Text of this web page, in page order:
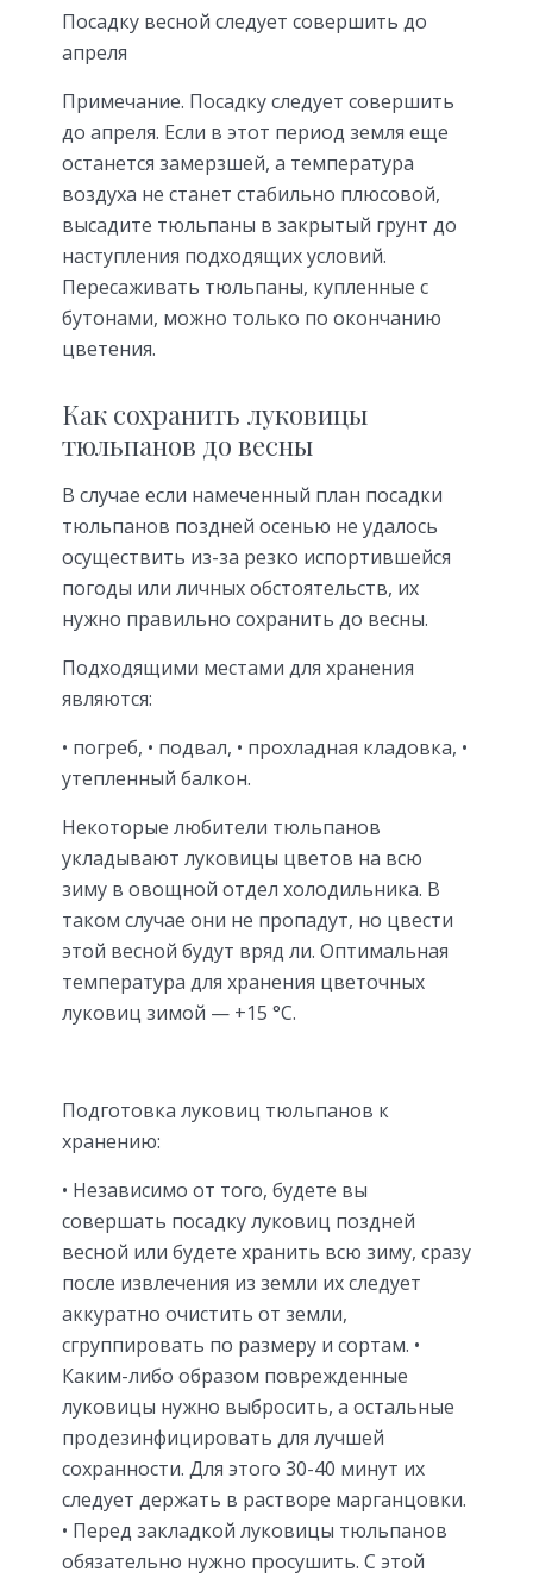
Посадку весной следует совершить до
апреля
Примечание. Посадку следует совершить
до апреля. Если в этот период земля еще
останется замерзшей, а температура
воздуха не станет стабильно плюсовой,
высадите тюльпаны в закрытый грунт до
наступления подходящих условий.
Пересаживать тюльпаны, купленные с
бутонами, можно только по окончанию
цветения.
Как сохранить луковицы
тюльпанов до весны
В случае если намеченный план посадки
тюльпанов поздней осенью не удалось
осуществить из-за резко испортившейся
погоды или личных обстоятельств, их
нужно правильно сохранить до весны.
Подходящими местами для хранения
являются:
• погреб, • подвал, • прохладная кладовка, •
утепленный балкон.
Некоторые любители тюльпанов
укладывают луковицы цветов на всю
зиму в овощной отдел холодильника. В
таком случае они не пропадут, но цвести
этой весной будут вряд ли. Оптимальная
температура для хранения цветочных
луковиц зимой — +15 °С.
Подготовка луковиц тюльпанов к
хранению:
• Независимо от того, будете вы
совершать посадку луковиц поздней
весной или будете хранить всю зиму, сразу
после извлечения из земли их следует
аккуратно очистить от земли,
сгруппировать по размеру и сортам. •
Каким-либо образом поврежденные
луковицы нужно выбросить, а остальные
продезинфицировать для лучшей
сохранности. Для этого 30-40 минут их
следует держать в растворе марганцовки.
• Перед закладкой луковицы тюльпанов
обязательно нужно просушить. С этой